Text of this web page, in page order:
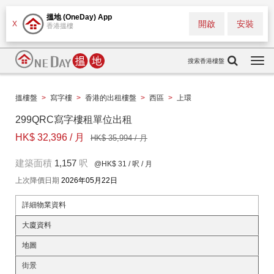
X
搵地 (OneDay) App
香港搵樓 安裝
開啟
搜索香港樓盤
搵樓盤 > 寫字樓 > 香港的出租樓盤 > 西區 > 上環
299QRC寫字樓租單位出租
HK$ 32,396 / 月
HK$ 35,994 / 月
建築面積 1,157 呎 @HK$ 31 / 呎 / 月
上次降價日期 2026年05月22日
詳細物業資料
大廈資料
地圖
街景